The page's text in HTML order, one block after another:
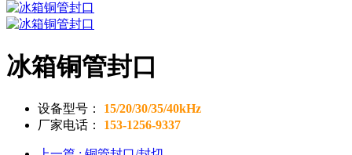
冰箱铜管封口
设备型号：
15/20/30/35/40kHz
厂家电话：
153-1256-9337